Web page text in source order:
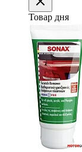
Товар дня